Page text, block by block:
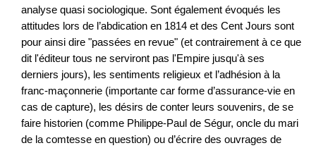
analyse quasi sociologique. Sont également évoqués les
attitudes lors de l’abdication en 1814 et des Cent Jours sont
pour ainsi dire "passées en revue" (et contrairement à ce que
dit l'éditeur tous ne serviront pas l'Empire jusqu'à ses
derniers jours), les sentiments religieux et l’adhésion à la
franc-maçonnerie (importante car forme d’assurance-vie en
cas de capture), les désirs de conter leurs souvenirs, de se
faire historien (comme Philippe-Paul de Ségur, oncle du mari
de la comtesse en question) ou d’écrire des ouvrages de